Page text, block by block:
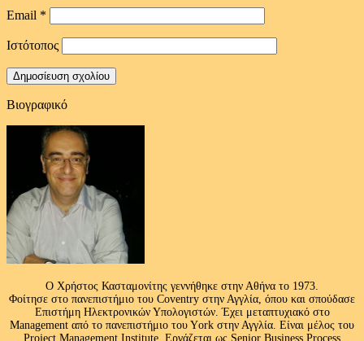
Email *
Ιστότοπος
Βιογραφικό
Ο Χρήστος Κασταμονίτης γεννήθηκε στην Αθήνα το 1973.
Φοίτησε στο πανεπιστήμιο του Coventry στην Αγγλία, όπου και σπούδασε
Επιστήμη Ηλεκτρονικών Υπολογιστών. Έχει μεταπτυχιακό στο
Management από το πανεπιστήμιο του Υork στην Αγγλία. Είναι μέλος του
Project Management Institute. Εργάζεται ως Senior Business Process